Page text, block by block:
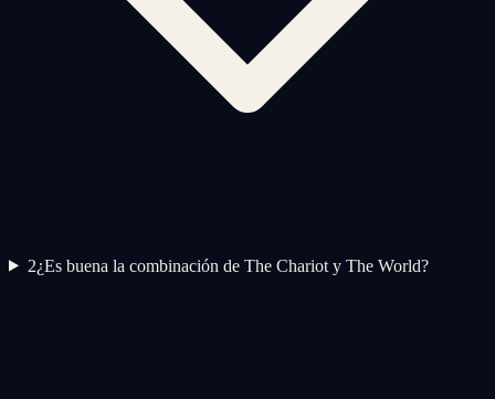
2¿Es buena la combinación de The Chariot y The World?